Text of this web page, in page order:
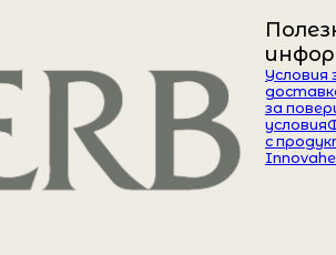
Условия
за
условия
с